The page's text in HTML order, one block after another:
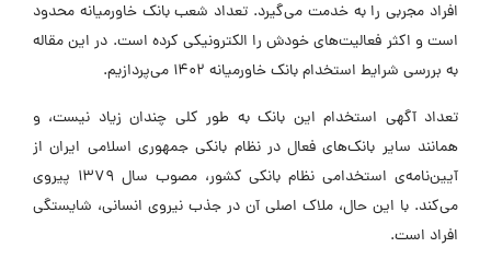
افراد مجربی را به خدمت می‌گیرد. تعداد شعب بانک خاورمیانه محدود
است و اکثر فعالیت‌های خودش را الکترونیکی کرده است. در این مقاله
به بررسی شرایط استخدام بانک خاورمیانه 1402 می‌پردازیم.
تعداد آگهی استخدام این بانک به طور کلی چندان زیاد نیست، و
همانند سایر بانک‌های فعال در نظام بانکی جمهوری اسلامی ایران از
آیین‌نامه‌ی استخدامی نظام بانکی کشور، مصوب سال ۱۳۷۹ پیروی
می‌کند. با این حال، ملاک اصلی آن در جذب نیروی انسانی، شایستگی
افراد است.